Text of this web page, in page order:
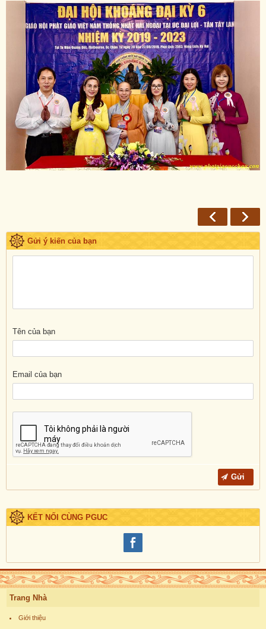
Gửi ý kiến của bạn
Tên của bạn
Email của bạn
KẾT NỐI CÙNG PGUC
Trang Nhà
Giới thiệu